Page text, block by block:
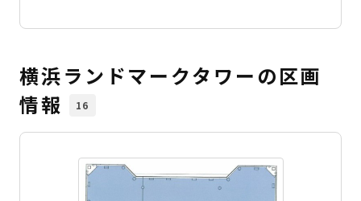
横浜ランドマークタワーの区画
情報
16